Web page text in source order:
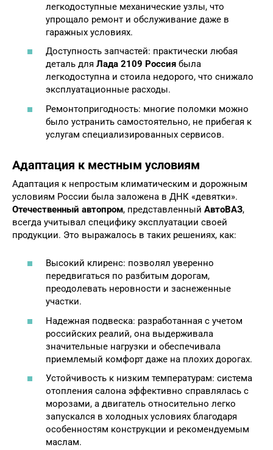
легкодоступные механические узлы, что
упрощало ремонт и обслуживание даже в
гаражных условиях.
Доступность запчастей: практически любая
деталь для Лада 2109 Россия была
легкодоступна и стоила недорого, что снижало
эксплуатационные расходы.
Ремонтопригодность: многие поломки можно
было устранить самостоятельно, не прибегая к
услугам специализированных сервисов.
Адаптация к местным условиям
Адаптация к непростым климатическим и дорожным
условиям России была заложена в ДНК «девятки».
Отечественный автопром, представленный АвтоВАЗ,
всегда учитывал специфику эксплуатации своей
продукции. Это выражалось в таких решениях, как:
Высокий клиренс: позволял уверенно
передвигаться по разбитым дорогам,
преодолевать неровности и заснеженные
участки.
Надежная подвеска: разработанная с учетом
российских реалий, она выдерживала
значительные нагрузки и обеспечивала
приемлемый комфорт даже на плохих дорогах.
Устойчивость к низким температурам: система
отопления салона эффективно справлялась с
морозами, а двигатель относительно легко
запускался в холодных условиях благодаря
особенностям конструкции и рекомендуемым
маслам.